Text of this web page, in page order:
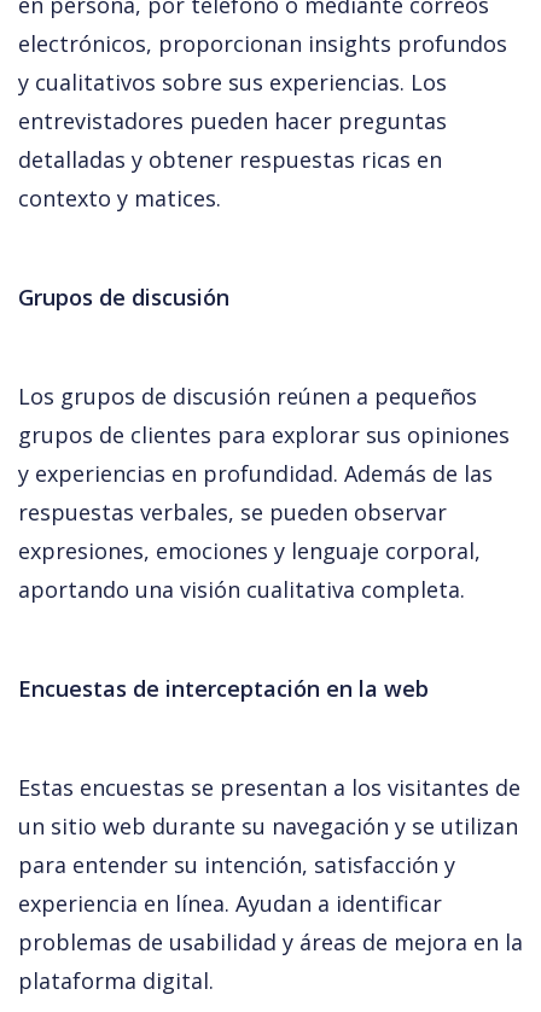
electrónicos, proporcionan insights profundos
y cualitativos sobre sus experiencias. Los
entrevistadores pueden hacer preguntas
detalladas y obtener respuestas ricas en
contexto y matices.
Grupos de discusión
Los grupos de discusión reúnen a pequeños
grupos de clientes para explorar sus opiniones
y experiencias en profundidad. Además de las
respuestas verbales, se pueden observar
expresiones, emociones y lenguaje corporal,
aportando una visión cualitativa completa.
Encuestas de interceptación en la web
Estas encuestas se presentan a los visitantes de
un sitio web durante su navegación y se utilizan
para entender su intención, satisfacción y
experiencia en línea. Ayudan a identificar
problemas de usabilidad y áreas de mejora en la
plataforma digital.